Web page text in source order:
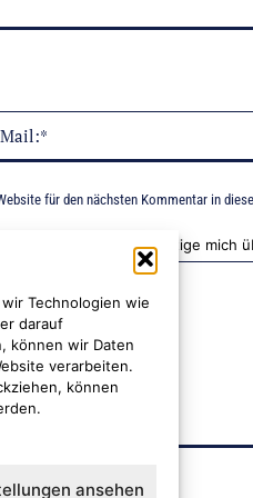
Technologien wie
darauf
können wir Daten
verarbeiten.
können
ansehen
für den nächsten Kommentar in
Benachrichtige mich